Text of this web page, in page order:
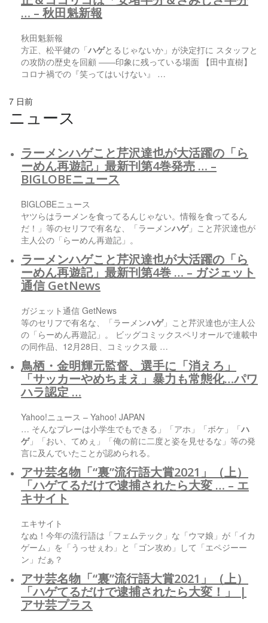
… – 秋田魁新報
秋田魁新報
方正、松平健の「ハゲとるじゃないか」が決定打に スタッフと
の攻防の歴史を回顧 ――印象に残っている場面 【田中直樹】
コロナ禍での『笑ってはいけない』 …
7 日前
ニュース
ラーメンハゲこと芹沢達也が大活躍の「ら
ーめん再遊記」最新刊第4巻発売 … –
BIGLOBEニュース
BIGLOBEニュース
ヤツらはラーメンを食ってるんじゃない。情報を食ってるん
だ！」等のセリフで有名な、「ラーメンハゲ」こと芹沢達也が
主人公の「らーめん再遊記」。
ラーメンハゲこと芹沢達也が大活躍の「ら
ーめん再遊記」最新刊第4巻 … – ガジェット
通信 GetNews
ガジェット通信 GetNews
等のセリフで有名な、「ラーメンハゲ」こと芹沢達也が主人公
の「らーめん再遊記」。 ビッグコミックスペリオールで連載中
の同作品、12月28日、コミックス最 …
鳥栖・金明輝元監督、選手に「消えろ」
「サッカーやめちまえ」暴力も常態化…パワ
ハラ認定 …
Yahoo!ニュース – Yahoo! JAPAN
… そんなプレーは小学生でもできる」「アホ」「ボケ」「ハ
ゲ」「おい、てめぇ」「俺の前に二度と姿を見せるな」等の発
言に及んでいたことが認められる。
アサ芸名物「“裏”流行語大賞2021」（上）
「ハゲてるだけで逮捕されたら大変 … – エ
キサイト
エキサイト
なぬ！今年の流行語は「フェムテック」な「ウマ娘」が「イカ
ゲーム」を「うっせぇわ」と「ゴン攻め」して「エペジーー
ン」だぁ？
アサ芸名物「“裏”流行語大賞2021」（上）
「ハゲてるだけで逮捕されたら大変！」 |
アサ芸プラス